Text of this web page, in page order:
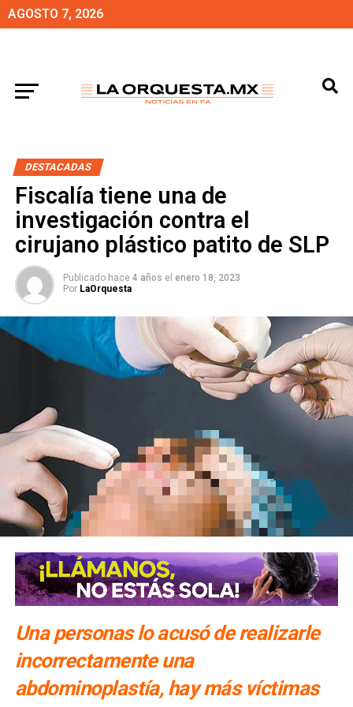
AGOSTO 7, 2026
DESTACADAS
Fiscalía tiene una de
investigación contra el
cirujano plástico patito de SLP
Publicado hace 4 años el enero 18, 2023
Por LaOrquesta
Una personas lo acusó de realizarle
incorrectamente una
abdominoplastía, hay más víctimas